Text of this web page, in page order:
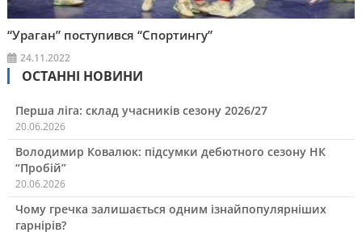
“Ураган” поступився “Спортингу”
24.11.2022
ОСТАННІ НОВИНИ
Перша ліга: склад учасників сезону 2026/27
20.06.2026
Володимир Ковалюк: підсумки дебютного сезону НК
“Пробій”
20.06.2026
Чому гречка залишається одним ізнайпопулярніших
гарнірів?